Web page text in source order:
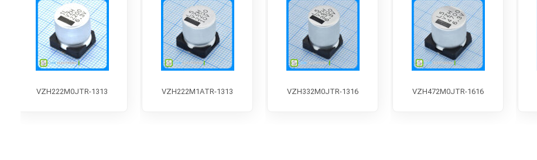
VZH472M0JTR-1616
VZH332M0JTR-1316
VZH222M1ATR-1313
VZH222M0JTR-1313